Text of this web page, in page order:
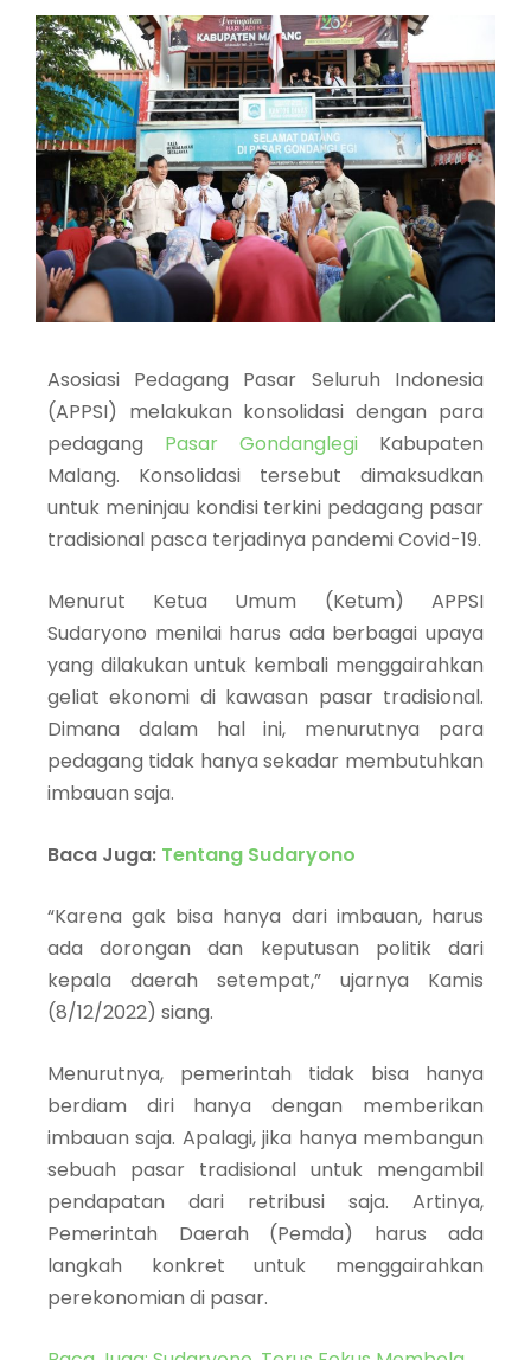
Asosiasi Pedagang Pasar Seluruh Indonesia
(APPSI) melakukan konsolidasi dengan para
pedagang Pasar Gondanglegi Kabupaten
Malang. Konsolidasi tersebut dimaksudkan
untuk meninjau kondisi terkini pedagang pasar
tradisional pasca terjadinya pandemi Covid-19.
Menurut Ketua Umum (Ketum) APPSI
Sudaryono menilai harus ada berbagai upaya
yang dilakukan untuk kembali menggairahkan
geliat ekonomi di kawasan pasar tradisional.
Dimana dalam hal ini, menurutnya para
pedagang tidak hanya sekadar membutuhkan
imbauan saja.
Baca Juga: Tentang Sudaryono
“Karena gak bisa hanya dari imbauan, harus
ada dorongan dan keputusan politik dari
kepala daerah setempat,” ujarnya Kamis
(8/12/2022) siang.
Menurutnya, pemerintah tidak bisa hanya
berdiam diri hanya dengan memberikan
imbauan saja. Apalagi, jika hanya membangun
sebuah pasar tradisional untuk mengambil
pendapatan dari retribusi saja. Artinya,
Pemerintah Daerah (Pemda) harus ada
langkah konkret untuk menggairahkan
perekonomian di pasar.